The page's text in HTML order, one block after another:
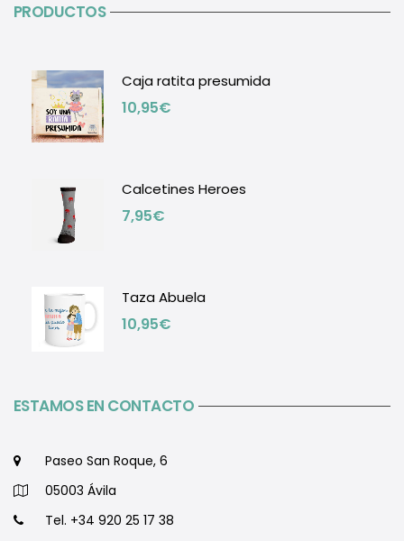
PRODUCTOS
Caja ratita presumida
10,95€
Calcetines Heroes
7,95€
Taza Abuela
10,95€
ESTAMOS EN CONTACTO
Paseo San Roque, 6
05003 Ávila
Tel. +34 920 25 17 38